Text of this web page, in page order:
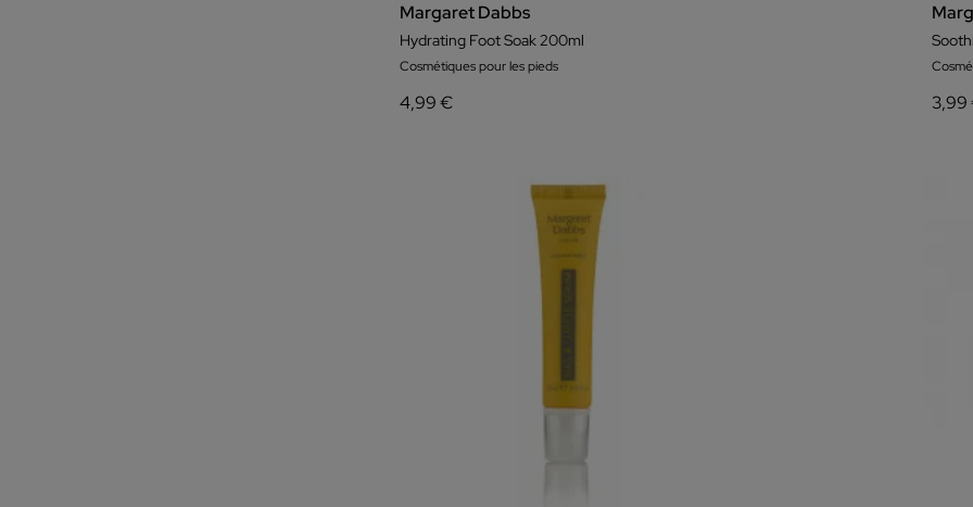
Margaret Dabbs
Hydrating Foot Soak 200ml
Cosmétiques pour les pieds
4,99 € 3,99